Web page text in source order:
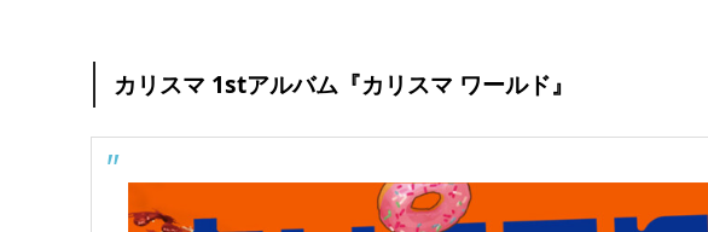
カリスマ 1stアルバム『カリスマ ワールド』